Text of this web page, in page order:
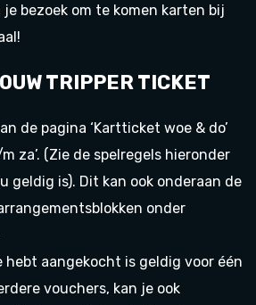
bezoek om te komen karten bij
TRIPPER TICKET
de pagina ‘Kartticket woe & do’
za’. (Zie de spelregels hieronder
geldig is). Dit kan ook onderaan de
onder
hebt aangekocht is geldig voor één
vouchers, kan je ook